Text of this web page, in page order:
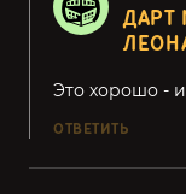
ДАРТ
Это хорошо -
ОТВЕТИТЬ